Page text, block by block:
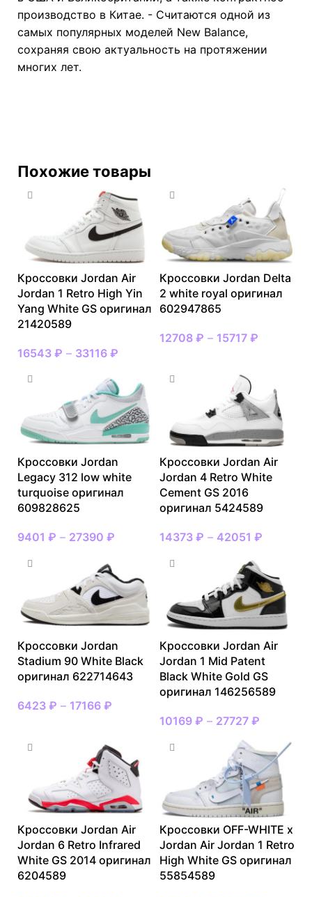
производство в Китае. - Считаются одной из
самых популярных моделей New Balance,
сохраняя свою актуальность на протяжении
многих лет.
Похожие товары
Кроссовки Jordan Air
Jordan 1 Retro High Yin
Yang White GS оригинал
21420589
16543 ₽ – 33116 ₽
Кроссовки Jordan Delta
2 white royal оригинал
602947865
12708 ₽ – 15717 ₽
Кроссовки Jordan
Legacy 312 low white
turquoise оригинал
609828625
9401 ₽ – 27390 ₽
Кроссовки Jordan Air
Jordan 4 Retro White
Cement GS 2016
оригинал 5424589
14373 ₽ – 42051 ₽
Кроссовки Jordan
Stadium 90 White Black
оригинал 622714643
6423 ₽ – 17166 ₽
Кроссовки Jordan Air
Jordan 1 Mid Patent
Black White Gold GS
оригинал 146256589
10169 ₽ – 27727 ₽
Кроссовки Jordan Air
Jordan 6 Retro Infrared
White GS 2014 оригинал
6204589
Кроссовки OFF-WHITE x
Jordan Air Jordan 1 Retro
High White GS оригинал
55854589